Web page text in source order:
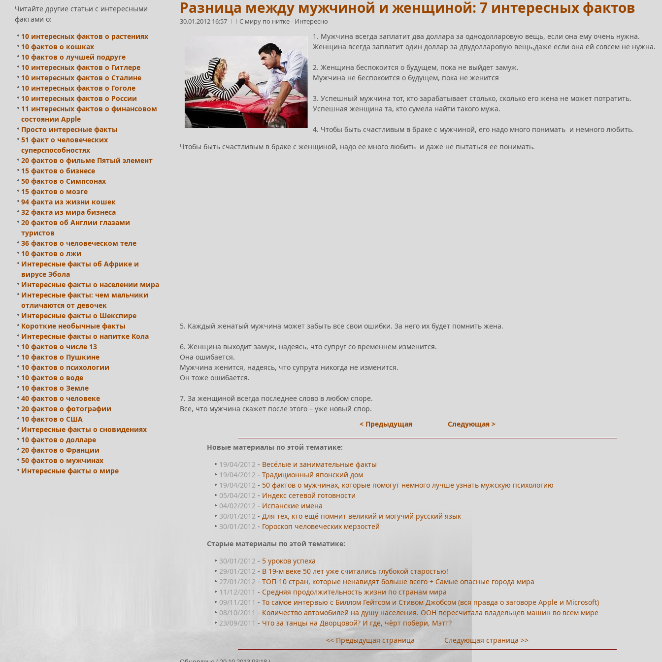
Разница между мужчиной и женщиной: 7 интересных фактов
30.01.2012 16:57 С миру по нитке- Интересно
1. Мужчина всегда заплатит два доллара за однодолларовую вещь, если она ему очень нужна.
Женщина всегда заплатит один доллар за двудолларовую вещь,даже если она ей совсем не нужна.
2. Женщина беспокоится о будущем, пока не выйдет замуж.
Мужчина не беспокоится о будущем, пока не женится
3. Успешный мужчина тот, кто зарабатывает столько, сколько его жена не может потратить.
Успешная женщина та, кто сумела найти такого мужа.
4. Чтобы быть счастливым в браке с мужчиной, его надо много понимать и немного любить.
Чтобы быть счастливым в браке с женщиной, надо ее много любить и даже не пытаться ее понимать.
5. Каждый женатый мужчина может забыть все свои ошибки. За него их будет помнить жена.
6. Женщина выходит замуж, надеясь, что супруг со временнем изменится.
Она ошибается.
Мужчина женится, надеясь, что супруга никогда не изменится.
Он тоже ошибается.
7. За женщиной всегда последнее слово в любом споре.
Все, что мужчина скажет после этого – уже новый спор.
< Предыдущая
Следующая >
Новые материалы по этой тематике:
19/04/2012 - Весёлые и занимательные факты
19/04/2012 -Традиционный японский дом
19/04/2012 - 50 фактов о мужчинах, которые помогут немного лучше узнать мужскую психологию
05/04/2012 - Индекс сетевой готовности
04/02/2012 - Испанские имена
30/01/2012 -Для тех, кто ещё помнит великий и могучий русский язык
30/01/2012 - Гороскоп человеческих мерзостей
Старые материалы по этой тематике:
30/01/2012 - 5 уроков успеха
29/01/2012 - В 19-м веке 50 лет уже считались глубокой старостью!
27/01/2012 -ТОП-10 стран, которые ненавидят больше всего + Самые опасные города мира
11/12/2011 - Средняя продолжительность жизни по странам мира
09/11/2011 -То самое интервью с Биллом Гейтсом и Стивом Джобсом (вся правда о заговоре Apple и Microsoft)
08/10/2011 - Количество автомобилей на душу населения. ООН пересчитала владельцев машин во всем мире
23/09/2011 - Что за танцы на Дворцовой? И где, чёрт побери, Мэтт?
<< Предыдущая страница
Следующая страница >>
Читайте другие статьи с интересными
фактами о:
10 интересных фактов о растениях
10 фактов о кошках
10 фактов о лучшей подруге
10 интересных фактов о Гитлере
10 интересных фактов о Сталине
10 интересных фактов о Гоголе
10 интересных фактов о России
11 интересных фактов о финансовом
состоянии Apple
Просто интересные факты
51 факт о человеческих
суперспособностях
20 фактов о фильме Пятый элемент
15 фактов о бизнесе
50 фактов о Симпсонах
15 фактов о мозге
94 факта из жизни кошек
32 факта из мира бизнеса
20 фактов об Англии глазами
туристов
36 фактов о человеческом теле
10 фактов о лжи
Интересные факты об Африке и
вирусе Эбола
Интересные факты о населении мира
Интересные факты: чем мальчики
отличаются от девочек
Интересные факты о Шекспире
Короткие необычные факты
Интересные факты о напитке Кола
10 фактов о числе 13
10 фактов о Пушкине
10 фактов о психологии
10 фактов о воде
10 фактов о Земле
40 фактов о человеке
20 фактов о фотографии
10 фактов о США
Интересные факты о сновидениях
10 фактов о долларе
20 фактов о Франции
50 фактов о мужчинах
Интересные факты о мире